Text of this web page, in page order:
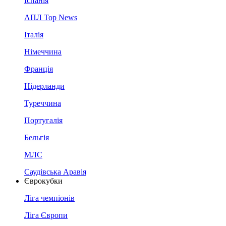
АПЛ Top News
Італія
Німеччина
Франція
Нідерланди
Туреччина
Португалія
Бельгія
МЛС
Саудівська Аравія
Єврокубки
Ліга чемпіонів
Ліга Європи